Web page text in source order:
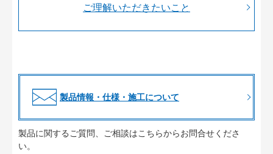
ご理解いただきたいこと
製品情報・仕様・施工について
製品に関するご質問、ご相談はこちらからお問合せくださ
い。